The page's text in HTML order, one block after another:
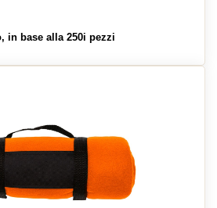
in base alla 250i pezzi